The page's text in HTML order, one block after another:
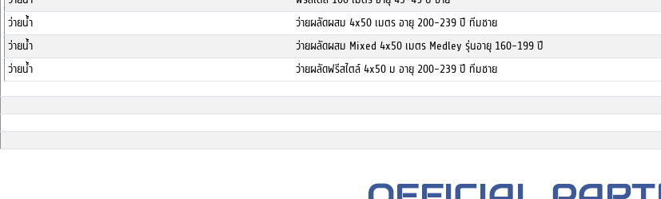
ว่ายน้ำ
ว่ายผลัดผสม 4x50 เมตร อายุ 200-239 ปี ทีมชาย
ว่ายน้ำ
ว่ายผลัดผสม Mixed 4x50 เมตร Medley รุ่นอายุ 160-199 ปี
ว่ายน้ำ
ว่ายผลัดฟรีสไตล์ 4x50 ม อายุ 200-239 ปี ทีมชาย